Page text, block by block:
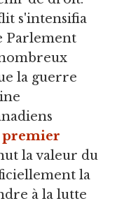
s'intensifia
Parlement
la guerre
premier
la valeur du
la
à la lutte